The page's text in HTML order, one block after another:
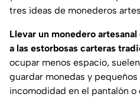
tres ideas de monederos
Llevar un monedero
a las estorbosas carteras
ocupar menos espacio,
guardar monedas y
incomodidad en el pantalón o